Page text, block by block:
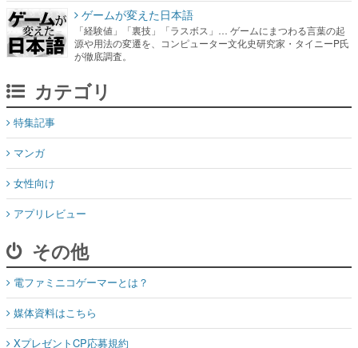
ゲームが変えた日本語
「経験値」「裏技」「ラスボス」… ゲームにまつわる言葉の起
源や用法の変遷を、コンピューター文化史研究家・タイニーP氏
が徹底調査。
カテゴリ
特集記事
マンガ
女性向け
アプリレビュー
その他
電ファミニコゲーマーとは？
媒体資料はこちら
XプレゼントCP応募規約